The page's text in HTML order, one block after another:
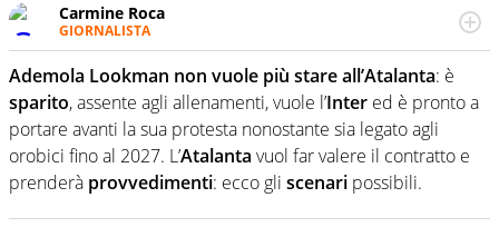
Carmine Roca
GIORNALISTA
Giornalista pubblicista, appassionato di calcio in tutte le
sue sfaccettature, con una particolare predilezione per i
campionati minori.
Ademola Lookman non vuole più stare all’Atalanta: è
sparito, assente agli allenamenti, vuole l’Inter ed è pronto a
portare avanti la sua protesta nonostante sia legato agli
orobici fino al 2027. L’Atalanta vuol far valere il contratto e
prenderà provvedimenti: ecco gli scenari possibili.